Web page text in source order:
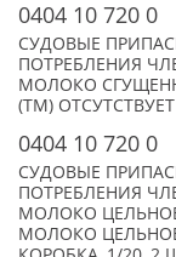
0404 10 720 0
СУДОВЫЕ
ПОТРЕБЛЕНИЯ
МОЛОКО
(TM) ОТСУТСТВУЕТ
0404 10 720 0
СУДОВЫЕ
ПОТРЕБЛЕНИЯ
МОЛОКО
МОЛОКО